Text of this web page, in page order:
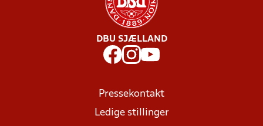
DBU SJÆLLAND
Pressekontakt
Ledige stillinger